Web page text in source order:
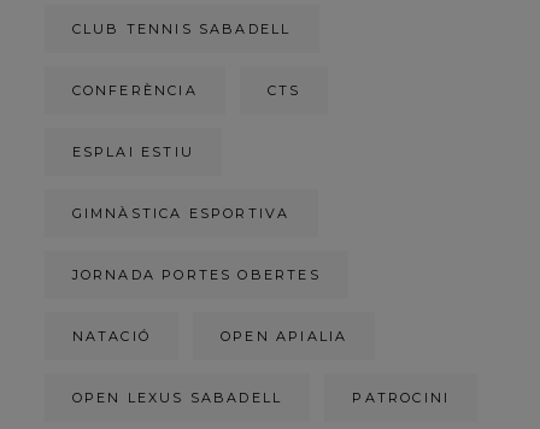
CLUB TENNIS SABADELL
CONFERÈNCIA CTS
ESPLAI ESTIU
GIMNÀSTICA ESPORTIVA
JORNADA PORTES OBERTES
NATACIÓ OPEN APIALIA
OPEN LEXUS SABADELL PATROCINI